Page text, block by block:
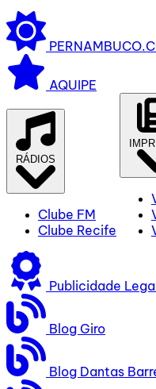
AQUIPE
RÁDIOS
Clube FM
Clube Recife
Publicidade
Blog Giro
Blog Dantas